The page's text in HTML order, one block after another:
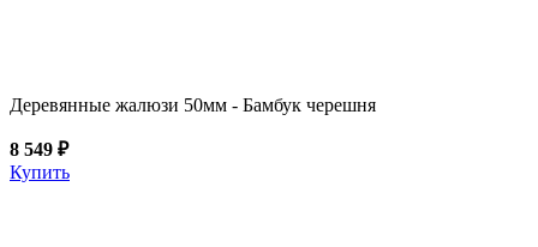
Деревянные жалюзи 50мм - Бамбук черешня
8 549 ₽
Купить